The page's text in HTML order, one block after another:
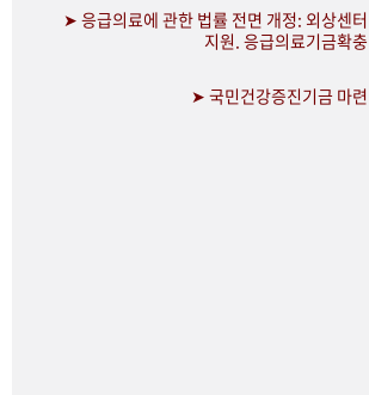
➤ 응급의료에 관한 법률 전면 개정: 외상센터
지원. 응급의료기금확충
➤ 국민건강증진기금 마련